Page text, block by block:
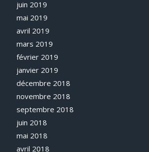
juin 2019
mai 2019
avril 2019
mars 2019
février 2019
janvier 2019
décembre 2018
novembre 2018
septembre 2018
juin 2018
mai 2018
avril 2018